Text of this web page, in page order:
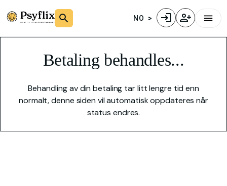
NO
Betaling behandles...
Behandling av din betaling tar litt lengre tid enn
normalt, denne siden vil automatisk oppdateres når
status endres.